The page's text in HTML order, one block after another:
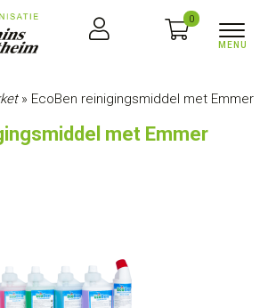
0
» EcoBen reinigingsmiddel met Emmer
met Emmer